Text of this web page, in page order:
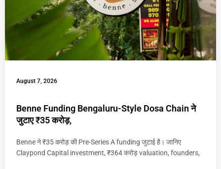
August 7, 2026
Benne Funding Bengaluru-Style Dosa Chain ने
जुटाए ₹35 करोड़,
Benne ने ₹35 करोड़ की Pre-Series A funding जुटाई है। जानिए
Claypond Capital investment, ₹364 करोड़ valuation, founders,